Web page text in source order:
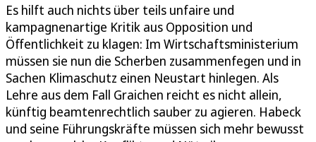
Es hilft auch nichts über teils unfaire und
kampagnenartige Kritik aus Opposition und
Öffentlichkeit zu klagen: Im Wirtschaftsministerium
müssen sie nun die Scherben zusammenfegen und in
Sachen Klimaschutz einen Neustart hinlegen. Als
Lehre aus dem Fall Graichen reicht es nicht allein,
künftig beamtenrechtlich sauber zu agieren. Habeck
und seine Führungskräfte müssen sich mehr bewusst